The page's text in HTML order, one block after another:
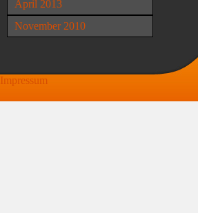
April 2013
November 2010
Impressum